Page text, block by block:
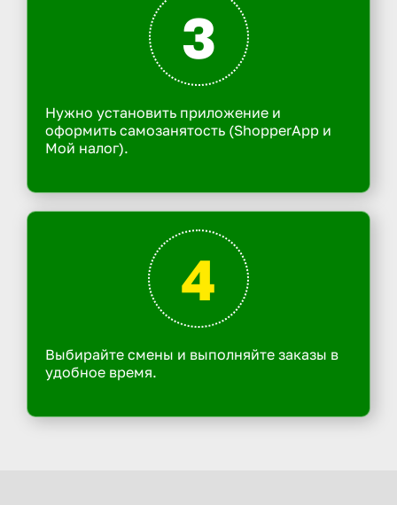
3
Нужно установить приложение и
оформить самозанятость (ShopperApp и
Мой налог).
4
Выбирайте смены и выполняйте заказы в
удобное время.